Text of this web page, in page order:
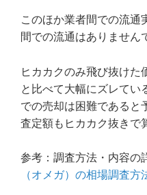
このほか業者間での流通
間での流通はありません
ヒカカクのみ飛び抜けた
と比べて大幅にズレてい
での売却は困難であると
査定額もヒカカク抜きで
参考：調査方法・内容の
（オメガ）の相場調査方